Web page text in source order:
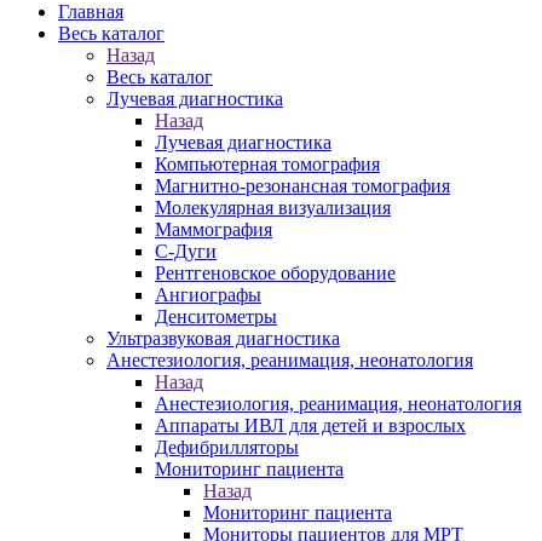
Главная
Весь каталог
Назад
Весь каталог
Лучевая диагностика
Назад
Лучевая диагностика
Компьютерная томография
Магнитно-резонансная томография
Молекулярная визуализация
Маммография
С-Дуги
Рентгеновское оборудование
Ангиографы
Денситометры
Ультразвуковая диагностика
Анестезиология, реанимация, неонатология
Назад
Анестезиология, реанимация, неонатология
Аппараты ИВЛ для детей и взрослых
Дефибрилляторы
Мониторинг пациента
Назад
Мониторинг пациента
Мониторы пациентов для МРТ